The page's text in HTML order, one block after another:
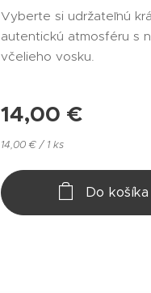
Vyberte si udržateľnú
autentickú atmosféru s
včelieho vosku.
14,00 €
14,00 € / 1 ks
Do košíka